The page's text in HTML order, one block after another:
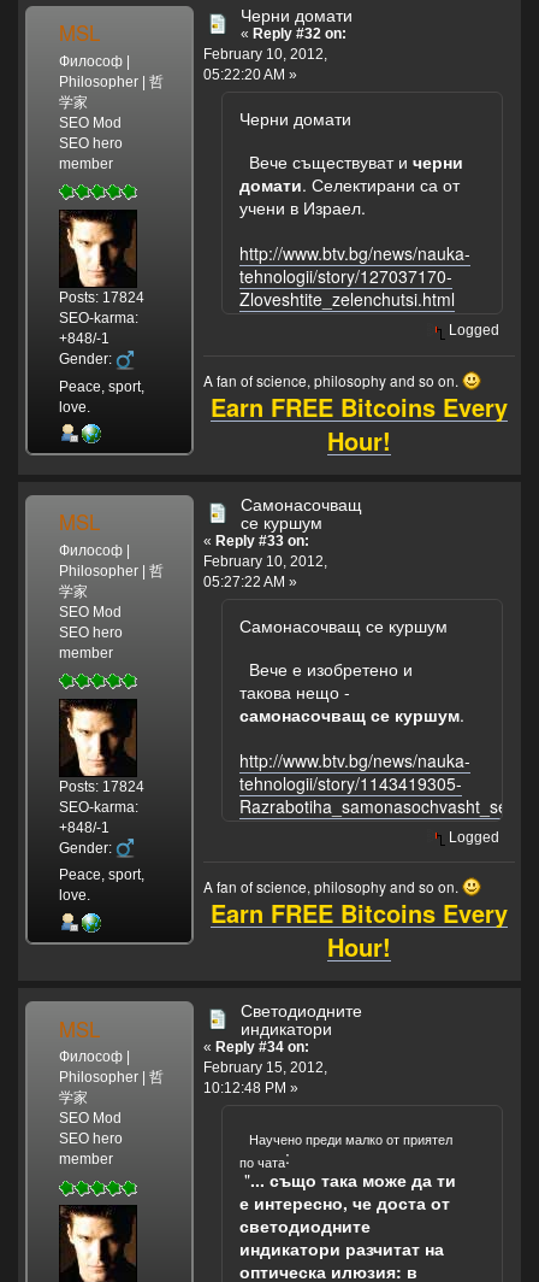
MSL
Философ |
Philosopher | 哲
学家
SEO Mod
SEO hero
member
Posts: 17824
SEO-karma:
+848/-1
Gender:
Peace, sport,
love.
Черни домати
« Reply #32 on:
February 10, 2012,
05:22:20 AM »
Черни домати
Вече съществуват и черни
домати. Селектирани са от
учени в Израел.
http://www.btv.bg/news/nauka-
tehnologii/story/127037170-
Zloveshtite_zelenchutsi.html
Logged
A fan of science, philosophy and so on.
Earn FREE Bitcoins Every
Hour!
MSL
Философ |
Philosopher | 哲
学家
SEO Mod
SEO hero
member
Posts: 17824
SEO-karma:
+848/-1
Gender:
Peace, sport,
love.
Самонасочващ
се куршум
« Reply #33 on:
February 10, 2012,
05:27:22 AM »
Самонасочващ се куршум
Вече е изобретено и
такова нещо -
самонасочващ се куршум.
http://www.btv.bg/news/nauka-
tehnologii/story/1143419305-
Logged
A fan of science, philosophy and so on.
Earn FREE Bitcoins Every
Hour!
MSL
Философ |
Philosopher | 哲
学家
SEO Mod
SEO hero
member
Светодиодните
индикатори
« Reply #34 on:
February 15, 2012,
10:12:48 PM »
Научено преди малко от приятел
по чата:
"... също така може да ти
е интересно, че доста от
светодиодните
индикатори разчитат на
оптическа илюзия: в